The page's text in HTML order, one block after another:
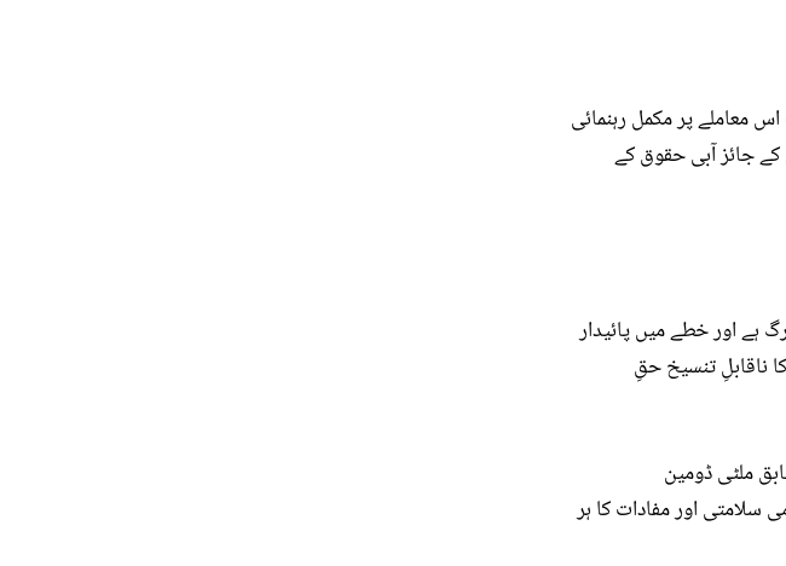
قومی سلامتی کمیٹی کی 24 اپریل 2025 کی ہدایات اس معاملے پر مکمل رہنمائی
کے جائز آبی حقوق کے
ہے اور خطے میں پائیدار
ناقابلِ تنسیخ حقِ
ملٹی ڈومین
سلامتی اور مفادات کا ہر